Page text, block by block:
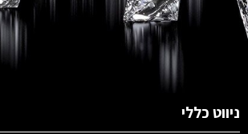
ניווט כללי